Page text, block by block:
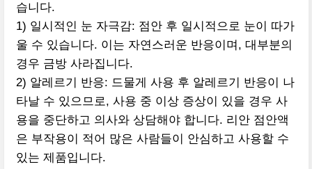
습니다.
1) 일시적인 눈 자극감: 점안 후 일시적으로 눈이 따가
울 수 있습니다. 이는 자연스러운 반응이며, 대부분의
경우 금방 사라집니다.
2) 알레르기 반응: 드물게 사용 후 알레르기 반응이 나
타날 수 있으므로, 사용 중 이상 증상이 있을 경우 사
용을 중단하고 의사와 상담해야 합니다. 리안 점안액
은 부작용이 적어 많은 사람들이 안심하고 사용할 수
있는 제품입니다.